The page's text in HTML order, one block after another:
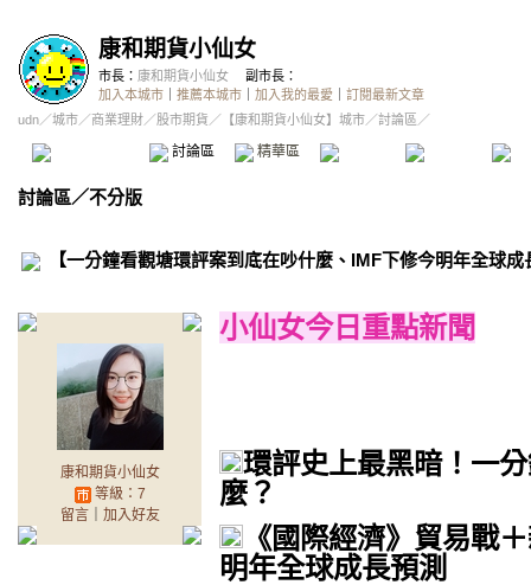
康和期貨小仙女
市長： 康和期貨小仙女
副市長：
加入本城市
推薦本城市 加入我的最愛
訂閱最新文章
udn／城市／商業理財／股市期貨 ／ 【康和期貨小仙女】城市／討論區／
討論區 精華區 投票區 影像館
討論區／不分版
【一分鐘看觀塘環評案到底在吵什麼、IMF下修今明年全球
康和期貨小仙女
等級：7
留言｜ 加入好友
小仙女今日重點新聞
環評史上最黑暗！一
麼？
《國際經濟》貿易戰
明年全球成長預測